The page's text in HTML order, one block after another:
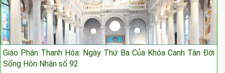
Giáo Phận Thanh Hóa: Ngày Thứ Ba Của Khóa Canh Tân Đời
Sống Hôn Nhân số 92